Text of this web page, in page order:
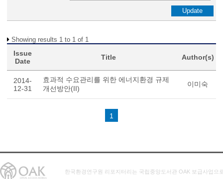
Showing results 1 to 1 of 1
Issue
Date
Title Author(s)
2014-
12-31
효과적 수요관리를 위한 에너지환경 규제
개선방안(II)
이미숙
1
한국환경연구원 리포지터리는 국립중앙도서관 OAK 보급사업